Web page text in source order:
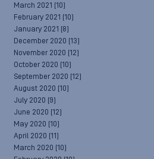
March 2021 (10)
February 2021 (10)
January 2021 (8)
December 2020 (13)
November 2020 (12)
October 2020 (10)
September 2020 (12)
August 2020 (10)
July 2020 (9)
June 2020 (12)
May 2020 (10)
April 2020 (11)
March 2020 (10)